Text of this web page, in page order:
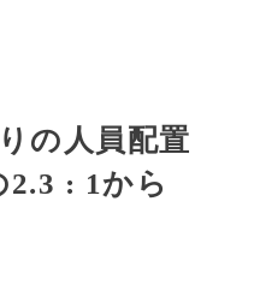
の人員配置
: 1から